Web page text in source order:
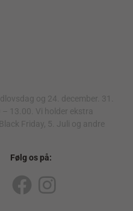
og 24. december. 31.
13.00. Vi holder ekstra
Friday, 5. Juli og andre
Følg os på:
F
I